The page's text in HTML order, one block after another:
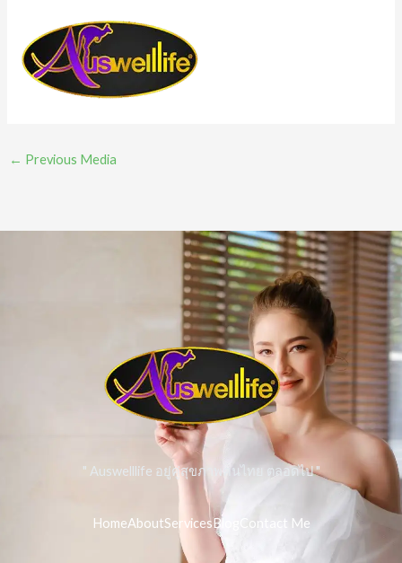
← Previous Media
" Auswelllife อยู่คู่สุขภาพคนไทย ตลอดไป "
HomeAboutServicesBlog Contact Me